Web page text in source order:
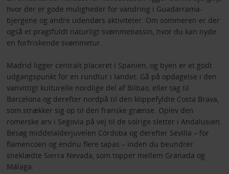
hvor der er gode muligheder for vandring i Guadarrama-
bjergene og andre udendørs aktiviteter. Om sommeren er der
også et pragtfuldt naturligt svømmebassin, hvor du kan nyde
en forfriskende svømmetur.
Madrid ligger centralt placeret i Spanien, og byen er et godt
udgangspunkt for en rundtur i landet. Gå på opdagelse i den
vanvittigt kulturelle nordlige del af Bilbao, eller tag til
Barcelona og derefter nordpå til den klippefyldte Costa Brava,
som strækker sig op til den franske grænse. Oplev den
romerske arv i Segovia på vej til de solrige sletter i Andalusien.
Besøg middelalderjuvelen Córdoba og derefter Sevilla – for
flamencoen og endnu flere tapas – inden du beundrer
sneklædte Sierra Nevada, som topper mellem Granada og
Málaga.